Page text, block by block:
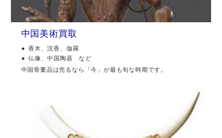
中国美術買取
香木、沈香、伽羅
仏像、中国陶器 など
中国骨董品は売るなら「今」が最も旬な時期です。